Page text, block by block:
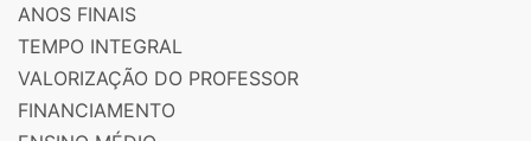
ANOS FINAIS
TEMPO INTEGRAL
VALORIZAÇÃO DO PROFESSOR
FINANCIAMENTO